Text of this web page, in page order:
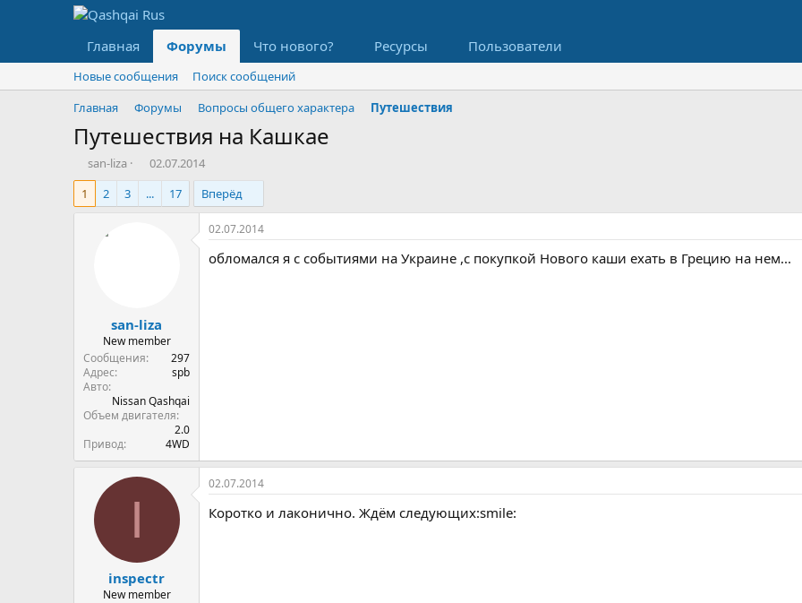
Главная Форумы Что нового? Ресурсы Пользователи
Новые сообщения
Поиск сообщений
Главная
Форумы Вопросы общего характера Путешествия
Путешествия на Кашкае
А
в
о
san-liza
Д
а
т
а
02.07.2014
1
2 3 ... 17 Вперёд
san-liza
New member
Сообщения
297
Адрес
spb
Авто
Nissan Qashqai
Объем двигателя
2.0
Привод
4WD
02.07.2014
обломался я с событиями на Украине ,с покупкой Нового каши ехать в Грецию на нем...
I
inspectr
New member
02.07.2014
Коротко и лаконично. Ждём следующих:smile: